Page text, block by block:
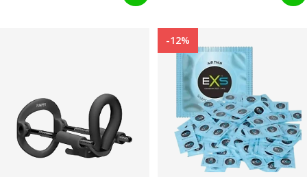
-12%